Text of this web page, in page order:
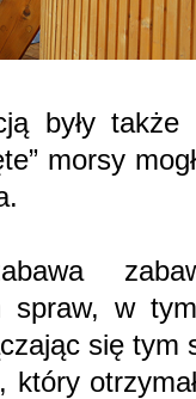
były
morsy
spraw, w
się
który